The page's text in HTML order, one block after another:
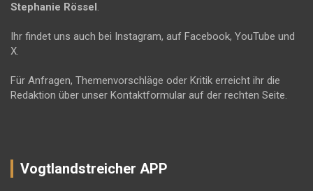
Stephanie Rössel .
Ihr findet uns auch bei Instagram, auf Facebook, YouTube und
X.
Für Anfragen, Themenvorschläge oder Kritik erreicht ihr die
Redaktion über unser Kontaktformular auf der rechten Seite.
Vogtlandstreicher APP